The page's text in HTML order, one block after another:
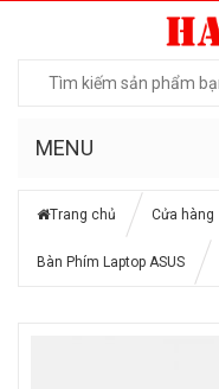
MENU
Trang chủ Cửa hàng
Bàn Phím Laptop ASUS